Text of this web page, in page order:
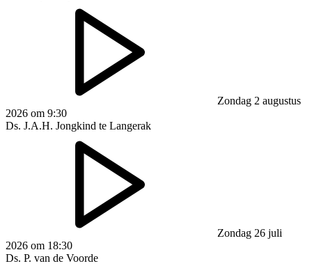
Zondag 2 augustus
2026 om 9:30
Ds. J.A.H. Jongkind te Langerak
Zondag 26 juli
2026 om 18:30
Ds. P. van de Voorde